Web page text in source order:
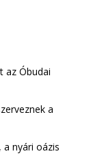
az Óbudai
a
nyári oázis